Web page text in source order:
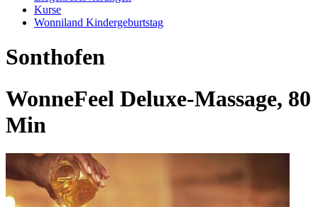
Kurse
Wonniland Kindergeburtstag
Sonthofen
WonneFeel Deluxe-Massage, 80
Min